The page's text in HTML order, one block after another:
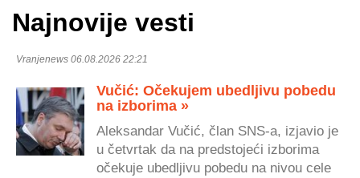
Najnovije vesti
Vranjenews 06.08.2026 22:21
Vučić: Očekujem ubedljivu pobedu
na izborima »
Aleksandar Vučić, član SNS-a, izjavio je
u četvrtak da na predstojeći izborima
očekuje ubedljivu pobedu na nivou cele